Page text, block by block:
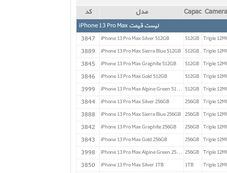
کد مدل CapacityCamera
لیست قیمت iPhone 13 Pro Max
3847
iPhone 13 Pro Max Silver 512GB 512GB Triple
3889 iPhone 13 Pro Max Sierra Blue 512GB 512GB Triple
3845 iPhone 13 Pro Max Graphite 512GB 512GB Triple
3846 iPhone 13 Pro Max Gold 512GB 512GB Triple
3999 iPhone 13 Pro Max Alpine Green 512GB 512GB Triple
3844 iPhone 13 Pro Max Silver 256GB 256GB Triple
3888 iPhone 13 Pro Max Sierra Blue 256GB 256GB Triple
3842 iPhone 13 Pro Max Graphite 256GB 256GB Triple
3843 iPhone 13 Pro Max Gold 256GB 256GB Triple
3998 iPhone 13 Pro Max Alpine Green 256GB 256GB Triple
3850 iPhone 13 Pro Max Silver 1TB 1TB Triple